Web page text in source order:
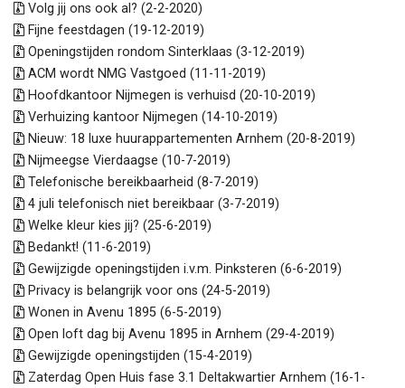
Volg jij ons ook al? (2-2-2020)
Fijne feestdagen (19-12-2019)
Openingstijden rondom Sinterklaas (3-12-2019)
ACM wordt NMG Vastgoed (11-11-2019)
Hoofdkantoor Nijmegen is verhuisd (20-10-2019)
Verhuizing kantoor Nijmegen (14-10-2019)
Nieuw: 18 luxe huurappartementen Arnhem (20-8-2019)
Nijmeegse Vierdaagse (10-7-2019)
Telefonische bereikbaarheid (8-7-2019)
4 juli telefonisch niet bereikbaar (3-7-2019)
Welke kleur kies jij? (25-6-2019)
Bedankt! (11-6-2019)
Gewijzigde openingstijden i.v.m. Pinksteren (6-6-2019)
Privacy is belangrijk voor ons (24-5-2019)
Wonen in Avenu 1895 (6-5-2019)
Open loft dag bij Avenu 1895 in Arnhem (29-4-2019)
Gewijzigde openingstijden (15-4-2019)
Zaterdag Open Huis fase 3.1 Deltakwartier Arnhem (16-1-